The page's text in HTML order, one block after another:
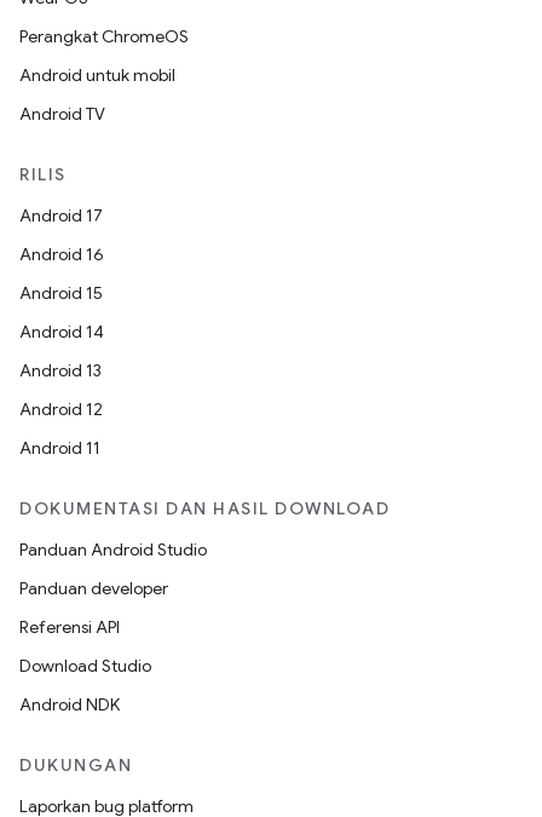
Perangkat ChromeOS
Android untuk mobil
Android TV
RILIS
Android 17
Android 16
Android 15
Android 14
Android 13
Android 12
Android 11
DOKUMENTASI DAN HASIL DOWNLOAD
Panduan Android Studio
Panduan developer
Referensi API
Download Studio
Android NDK
DUKUNGAN
Laporkan bug platform